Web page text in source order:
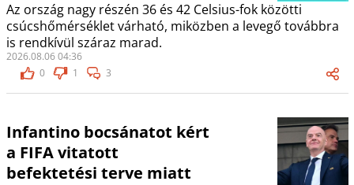
Az ország nagy részén 36 és 42 Celsius-fok közötti
csúcshőmérséklet várható, miközben a levegő továbbra
is rendkívül száraz marad.
2026.08.06 04:36
0
1 3
Infantino bocsánatot kért
a FIFA vitatott
befektetési terve miatt